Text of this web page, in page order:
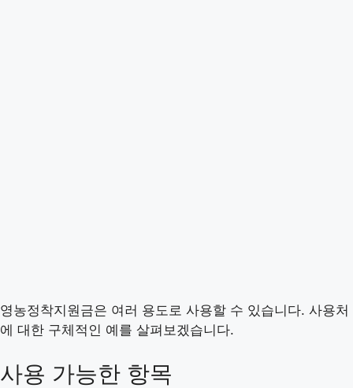
영농정착지원금은 여러 용도로 사용할 수 있습니다. 사용처
에 대한 구체적인 예를 살펴보겠습니다.
사용 가능한 항목